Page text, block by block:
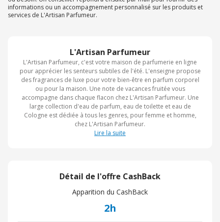
L'Artisan Parfumeur
L'Artisan Parfumeur, c'est votre maison de parfumerie en ligne
pour apprécier les senteurs subtiles de l'été. L'enseigne propose
des fragrances de luxe pour votre bien-être en parfum corporel
ou pour la maison. Une note de vacances fruitée vous
accompagne dans chaque flacon chez L'Artisan Parfumeur. Une
large collection d'eau de parfum, eau de toilette et eau de
Cologne est dédiée à tous les genres, pour femme et homme,
chez L'Artisan Parfumeur.
Lire la suite
Détail de l'offre CashBack
Apparition du CashBack
2h
informations ou un accompagnement personnalisé sur les produits et
services de L'Artisan Parfumeur.